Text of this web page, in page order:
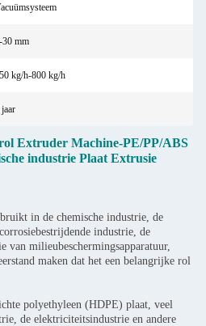
30 mm
kg/h-800 kg/h
jaar
Extruder Machine-PE/PP/ABS
industrie Plaat Extrusie
in de chemische industrie, de
industrie, de
van milieubeschermingsapparatuur,
maken dat het een belangrijke rol
polyethyleen (HDPE) plaat, veel
de elektriciteitsindustrie en andere